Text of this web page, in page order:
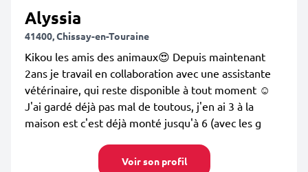
Alyssia
41400, Chissay-en-Touraine
Kikou les amis des animaux😍 Depuis maintenant
2ans je travail en collaboration avec une assistante
vétérinaire, qui reste disponible à tout moment ☺️
J'ai gardé déjà pas mal de toutous, j'en ai 3 à la
maison est c'est déjà monté jusqu'à 6 (avec les g
Voir son profil